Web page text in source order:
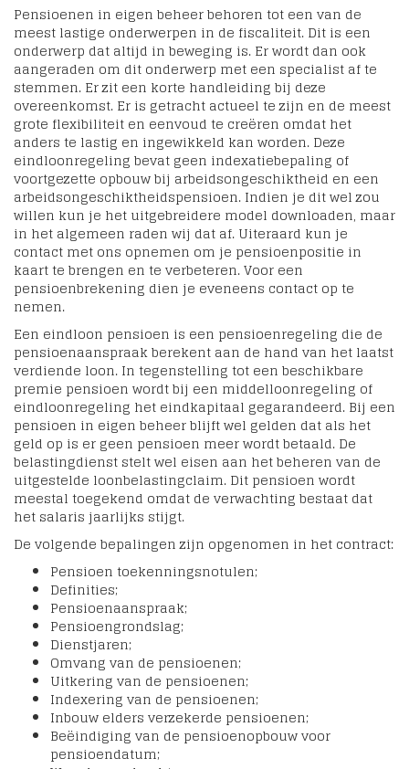
Pensioenen in eigen beheer behoren tot een van de
meest lastige onderwerpen in de fiscaliteit. Dit is een
onderwerp dat altijd in beweging is. Er wordt dan ook
aangeraden om dit onderwerp met een specialist af te
stemmen. Er zit een korte handleiding bij deze
overeenkomst. Er is getracht actueel te zijn en de meest
grote flexibiliteit en eenvoud te creëren omdat het
anders te lastig en ingewikkeld kan worden. Deze
eindloonregeling bevat geen indexatiebepaling of
voortgezette opbouw bij arbeidsongeschiktheid en een
arbeidsongeschiktheidspensioen. Indien je dit wel zou
willen kun je het uitgebreidere model downloaden, maar
in het algemeen raden wij dat af. Uiteraard kun je
contact met ons opnemen om je pensioenpositie in
kaart te brengen en te verbeteren. Voor een
pensioenbrekening dien je eveneens contact op te
nemen.
Een eindloon pensioen is een pensioenregeling die de
pensioenaanspraak berekent aan de hand van het laatst
verdiende loon. In tegenstelling tot een beschikbare
premie pensioen wordt bij een middelloonregeling of
eindloonregeling het eindkapitaal gegarandeerd. Bij een
pensioen in eigen beheer blijft wel gelden dat als het
geld op is er geen pensioen meer wordt betaald. De
belastingdienst stelt wel eisen aan het beheren van de
uitgestelde loonbelastingclaim. Dit pensioen wordt
meestal toegekend omdat de verwachting bestaat dat
het salaris jaarlijks stijgt.
De volgende bepalingen zijn opgenomen in het contract:
Pensioen toekenningsnotulen;
Definities;
Pensioenaanspraak;
Pensioengrondslag;
Dienstjaren;
Omvang van de pensioenen;
Uitkering van de pensioenen;
Indexering van de pensioenen;
Inbouw elders verzekerde pensioenen;
Beëindiging van de pensioenopbouw voor
pensioendatum;